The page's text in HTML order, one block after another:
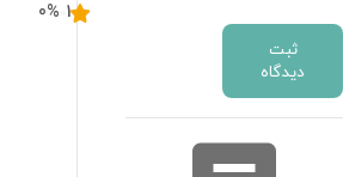
ثبت
دیدگاه
1
0%